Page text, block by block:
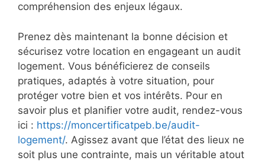
compréhension des enjeux légaux.
Prenez dès maintenant la bonne décision et
sécurisez votre location en engageant un audit
logement. Vous bénéficierez de conseils
pratiques, adaptés à votre situation, pour
protéger votre bien et vos intérêts. Pour en
savoir plus et planifier votre audit, rendez-vous
ici : https://moncertificatpeb.be/audit-
logement/. Agissez avant que l’état des lieux ne
soit plus une contrainte, mais un véritable atout